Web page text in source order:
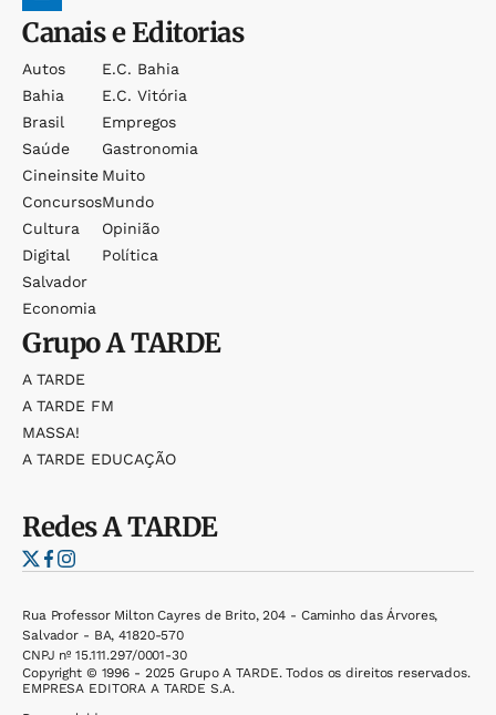
Canais e Editorias
Autos
Bahia
Brasil
Saúde
Cineinsite
Concursos
Cultura
Digital
Salvador
Economia
E.c. Bahia
E.c. Vitória
Empregos
Gastronomia
Muito
Mundo
Opinião
Política
GrupoA TARDE
A TARDE
A TARDE FM
MASSA!
A TARDE EDUCAÇÃO
RedesA TARDE
Rua Professor Milton Cayres de Brito, 204 - Caminho das Árvores,
Salvador - BA, 41820-570
CNPJ nº 15.111.297/0001-30
Copyright © 1996 - 2025 Grupo A TARDE. Todos os direitos reservados.
EMPRESA EDITORA A TARDE S.A.